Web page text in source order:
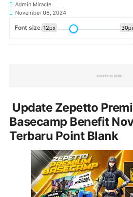
Admin Miracle
November 06, 2024
Font size: 12px
Update Zepetto
Basecamp Benefit
Terbaru Point Blank